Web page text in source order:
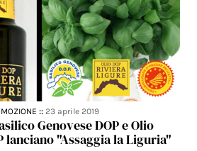
::23 aprile 2019
Genovese DOP e Olio
lanciano "Assaggia la Liguria"